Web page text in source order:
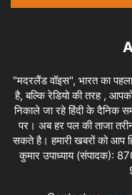
"मदरलैंड वॉइस", भारत का
है, बल्कि रेडियो की तरह ,
निकाले जा रहे हिंदी के दैनिक
पर। अब हर पल की ताजा
सकते है। हमारी खबरों को आप
कुमार उपाध्याय (संपादक):